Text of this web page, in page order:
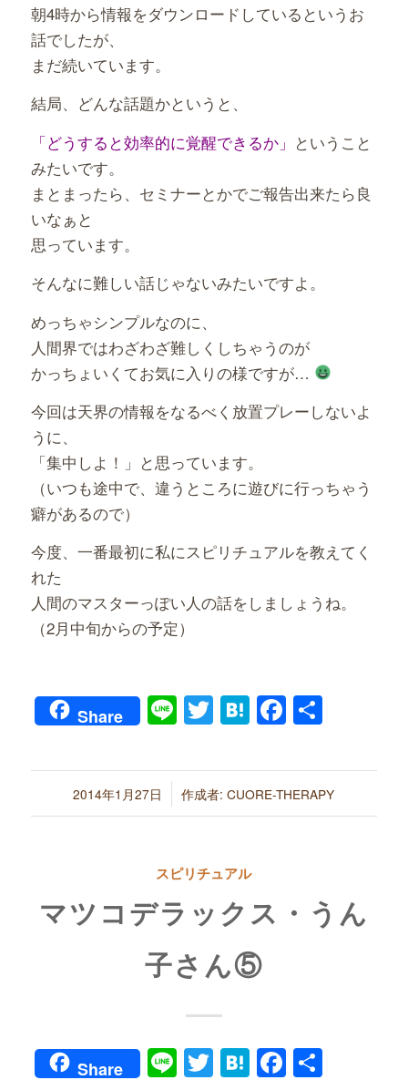
朝4時から情報をダウンロードしているというお
話でしたが、
まだ続いています。
結局、どんな話題かというと、
「どうすると効率的に覚醒できるか」 ということ
みたいです。
まとまったら、セミナーとかでご報告出来たら良
いなぁと
思っています。
そんなに難しい話じゃないみたいですよ。
めっちゃシンプルなのに、
人間界ではわざわざ難しくしちゃうのが
かっちょいくてお気に入りの様ですが…
今回は天界の情報をなるべく放置プレーしないよ
うに、
「集中しよ！」と思っています。
（いつも途中で、違うところに遊びに行っちゃう
癖があるので）
今度、一番最初に私にスピリチュアルを教えてく
れた
人間のマスターっぽい人の話をしましょうね。
（2月中旬からの予定）
Share LineTwitter
Hatena共
2014年1月27日
/ 作成者:CUORE-THERAPY
スピリチュアル
マツコデラックス・うん
子さん⑤
Share LineTwitter
Hatena共